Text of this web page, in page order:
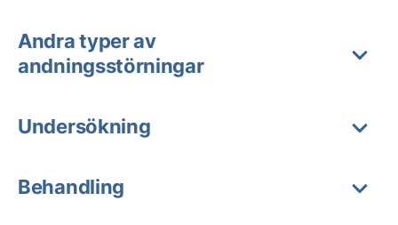
Andra typer av
andningsstörningar
Undersökning
Behandling